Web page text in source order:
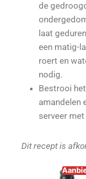
de
laat
een matig-
roert en
nodig.
Bestrooi
amandelen
serveer
Dit recept is